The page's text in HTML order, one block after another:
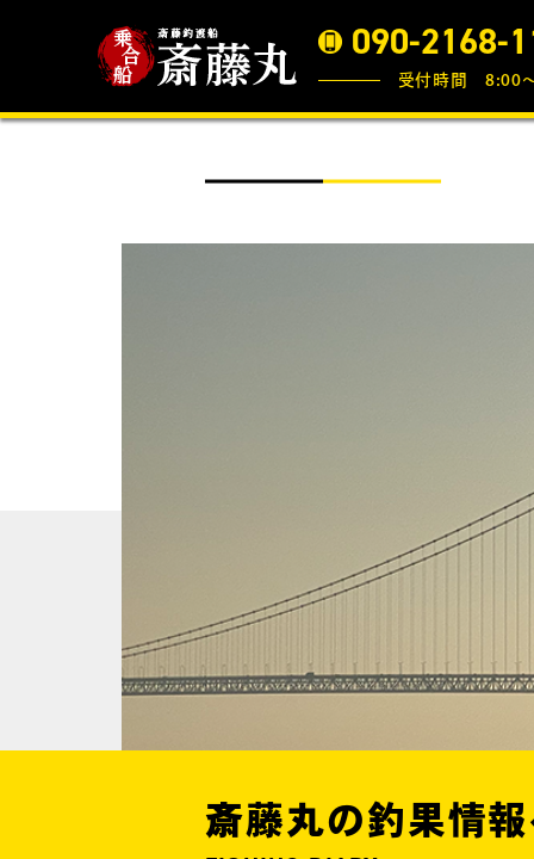
090-2168-
受付時間 8:00
斎藤丸の釣果情